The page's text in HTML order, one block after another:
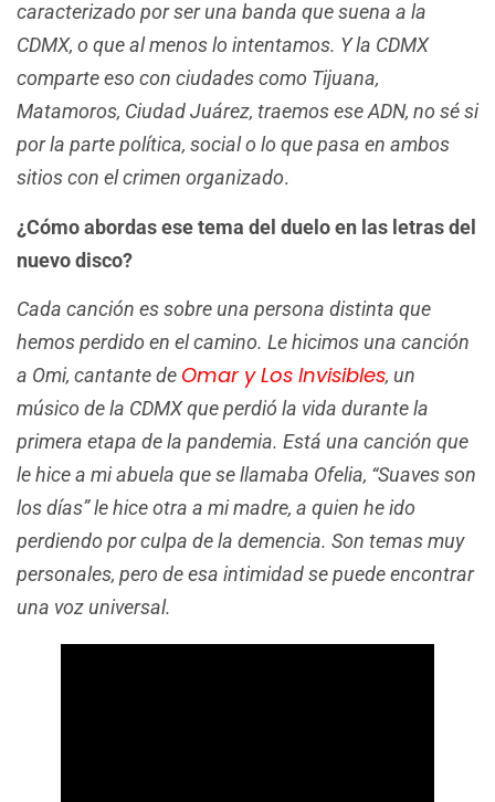
caracterizado por ser una banda que suena a la
CDMX, o que al menos lo intentamos. Y la CDMX
comparte eso con ciudades como Tijuana,
Matamoros, Ciudad Juárez, traemos ese ADN, no sé si
por la parte política, social o lo que pasa en ambos
sitios con el crimen organizado.
¿Cómo abordas ese tema del duelo en las letras del
nuevo disco?
Cada canción es sobre una persona distinta que
hemos perdido en el camino. Le hicimos una canción
a Omi, cantante de Omar y Los Invisibles, un
músico de la CDMX que perdió la vida durante la
primera etapa de la pandemia. Está una canción que
le hice a mi abuela que se llamaba Ofelia, “Suaves son
los días” le hice otra a mi madre, a quien he ido
perdiendo por culpa de la demencia. Son temas muy
personales, pero de esa intimidad se puede encontrar
una voz universal.